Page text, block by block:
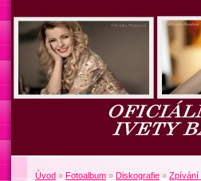
Úvod » Fotoalbum » Diskografie » Zpívání